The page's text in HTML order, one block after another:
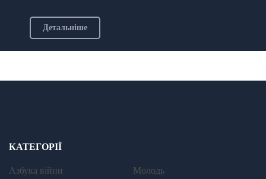
Детальніше
КАТЕГОРІЇ
Азбука війни
Молодь